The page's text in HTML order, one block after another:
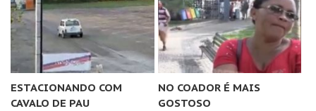
ESTACIONANDO COM
CAVALO DE PAU
NO COADOR É MAIS
GOSTOSO